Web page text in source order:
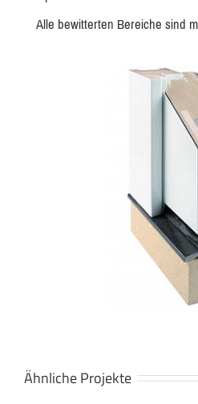
Alle bewitterten Bereiche sind
Ähnliche Projekte